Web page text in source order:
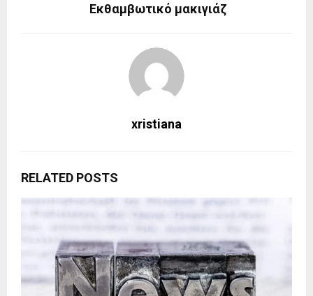
Εκθαμβωτικό μακιγιάζ
xristiana
RELATED POSTS